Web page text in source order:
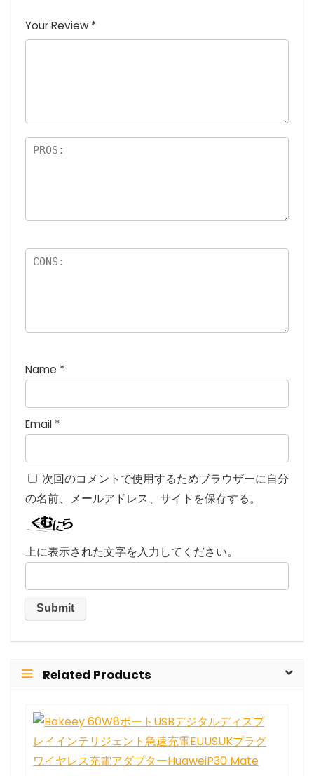
つ
星
価
星
(最
(最高
評価:
(最高評
価: 5つ
高評価: 5
つ星)
Your Review *
Name *
Email *
次回のコメントで使用するためブラウザーに自分
の名前、メールアドレス、サイトを保存する。
上に表示された文字を入力してください。
Related Products